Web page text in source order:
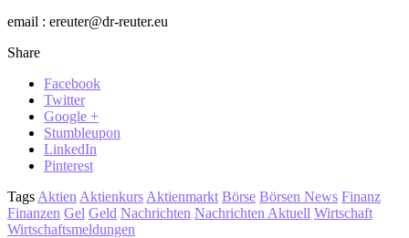
email : ereuter@dr-reuter.eu
Share
Facebook
Twitter
Google +
Stumbleupon
LinkedIn
Pinterest
Tags Aktien Aktienkurs Aktienmarkt Börse Börsen News Finanz
Finanzen Gel Geld Nachrichten Nachrichten Aktuell Wirtschaft
Wirtschaftsmeldungen